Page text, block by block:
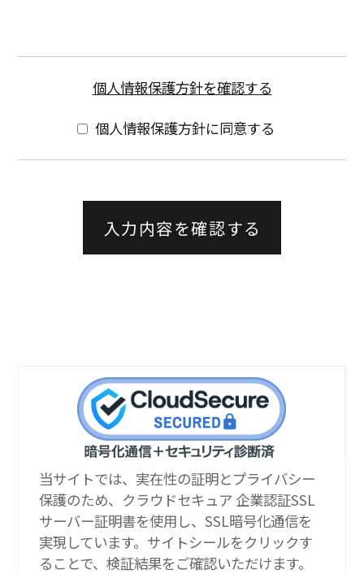
日本国外にお住まいのお客様には直接ご回答でき
ない場合がございます。
このお問い合わせ入力フォームにご入力いただき
ましたお名前、ご住所、電話番号、メールアドレ
ス、お問い合わせ内容等の個人情報につきまして
つきましては、「個人情報保護方針」をご覧くだ
し同意頂けましたら、下記のチェックボックスを
クリックして下さい。
個人情報保護方針を確認する
個人情報保護方針に同意する
当サイトでは、実在性の証明とプライバシー
保護のため、クラウドセキュア 企業認証SSL
サーバー証明書を使用し、SSL暗号化通信を
実現しています。サイトシールをクリックす
ることで、検証結果をご確認いただけます。